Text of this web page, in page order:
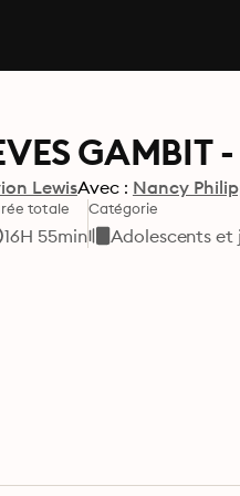
GAMBIT
LewisAvec : Nancy
totale
16H 55min
Catégorie
Adolescents et